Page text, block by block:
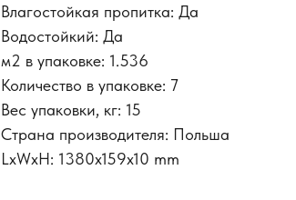
Влагостойкая пропитка: Да
Водостойкий: Да
м2 в упаковке: 1.536
Количество в упаковке: 7
Вес упаковки, кг: 15
Страна производителя: Польша
LxWxH: 1380x159x10 mm